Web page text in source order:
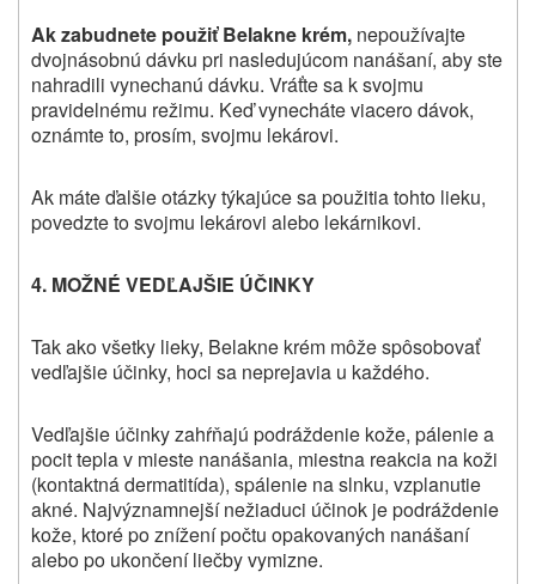
Ak zabudnete použiť Belakne krém, nepoužívajte
dvojnásobnú dávku pri nasledujúcom nanášaní, aby ste
nahradili vynechanú dávku. Vráťte sa k svojmu
pravidelnému režimu. Keď vynecháte viacero dávok,
oznámte to, prosím, svojmu lekárovi.
Ak máte ďalšie otázky týkajúce sa použitia tohto lieku,
povedzte to svojmu lekárovi alebo lekárnikovi.
4. MOŽNÉ VEDĽAJŠIE ÚČINKY
Tak ako všetky lieky, Belakne krém môže spôsobovať
vedľajšie účinky, hoci sa neprejavia u každého.
Vedľajšie účinky zahŕňajú podráždenie kože, pálenie a
pocit tepla v mieste nanášania, miestna reakcia na koži
(kontaktná dermatitída), spálenie na slnku, vzplanutie
akné. Najvýznamnejší nežiaduci účinok je podráždenie
kože, ktoré po znížení počtu opakovaných nanášaní
alebo po ukončení liečby vymizne.